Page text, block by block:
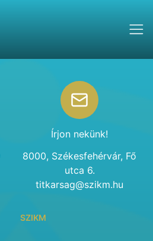
Írjon nekünk!
8000, Székesfehérvár, Fő
utca 6.
titkarsag@szikm.hu
SZIKM